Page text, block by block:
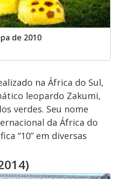
de 2010
na África do Sul,
leopardo Zakumi,
verdes. Seu nome
da África do
“10” em diversas